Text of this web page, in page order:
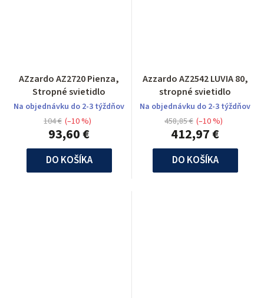
AZzardo AZ2720 Pienza,
Stropné svietidlo
Na objednávku do 2-3 týždňov
93,60 €
104 € (–10 %)
DO KOŠÍKA
Azzardo AZ2542 LUVIA 80,
stropné svietidlo
Na objednávku do 2-3 týždňov
412,97 €
458,85 € (–10 %)
DO KOŠÍKA